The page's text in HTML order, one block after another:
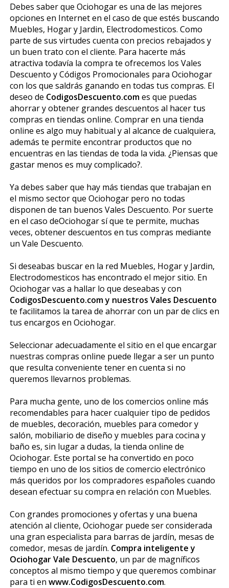
Debes saber que Ociohogar es una de las mejores
opciones en Internet en el caso de que estés buscando
Muebles, Hogar y Jardin, Electrodomesticos. Como
parte de sus virtudes cuenta con precios rebajados y
un buen trato con el cliente. Para hacerte más
atractiva todavía la compra te ofrecemos los Vales
Descuento y Códigos Promocionales para Ociohogar
con los que saldrás ganando en todas tus compras. El
deseo de CodigosDescuento.comes que puedas
ahorrar y obtener grandes descuentos al hacer tus
compras en tiendas online. Comprar en una tienda
online es algo muy habitual y al alcance de cualquiera,
además te permite encontrar productos que no
encuentras en las tiendas de toda la vida. ¿Piensas que
gastar menos es muy complicado?.
Ya debes saber que hay más tiendas que trabajan en
el mismo sector que Ociohogar pero no todas
disponen de tan buenos Vales Descuento. Por suerte
en el caso deOciohogar sí que te permite, muchas
veces, obtener descuentos en tus compras mediante
un Vale Descuento.
Si deseabas buscar en la red Muebles, Hogar y Jardin,
Electrodomesticos has encontrado el mejor sitio. En
Ociohogar vas a hallar lo que deseabas y con
CodigosDescuento.com y nuestros Vales Descuento
te facilitamos la tarea de ahorrar con un par de clics en
tus encargos en Ociohogar.
Seleccionar adecuadamente el sitio en el que encargar
nuestras compras online puede llegar a ser un punto
que resulta conveniente tener en cuenta si no
queremos llevarnos problemas.
Para mucha gente, uno de los comercios online más
recomendables para hacer cualquier tipo de pedidos
de muebles, decoración, muebles para comedor y
salón, mobiliario de diseño y muebles para cocina y
baño es, sin lugar a dudas, la tienda online de
Ociohogar. Este portal se ha convertido en poco
tiempo en uno de los sitios de comercio electrónico
más queridos por los compradores españoles cuando
desean efectuar su compra en relación con Muebles.
Con grandes promociones y ofertas y una buena
atención al cliente, Ociohogar puede ser considerada
una gran especialista para barras de jardín, mesas de
comedor, mesas de jardín. Compra inteligente y
Ociohogar Vale Descuento, un par de magníficos
conceptos al mismo tiempo y que queremos combinar
para ti en www.CodigosDescuento.com.